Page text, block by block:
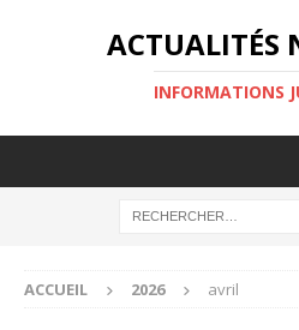
ACTUALITÉS
INFORMATIONS
ACCUEIL 2026 avril